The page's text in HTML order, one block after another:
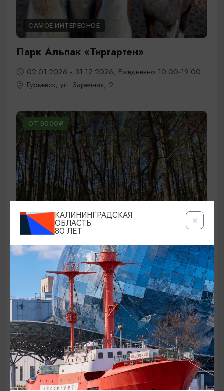
САМОЕ ИНТЕРЕСНОЕ
Парк Альпак «Тиргартен»
02.01.2026 - 31.12.2026, Ежедневно 10:00-19:00
Гурьевск, ул. Заречная, 2
ОТ 9000₽
ЭКСКУРСИИ УЧРЕЖДЕНИЙ КУЛЬТУРЫ
Аудиоспектакль «Истории Куршской
косы»
01.02.2026 - 31.12.2026, 13:00
Куршская коса
ОТ 2500₽
КАЛИНИНГРАДСКАЯ
ОБЛАСТЬ
80 ЛЕТ